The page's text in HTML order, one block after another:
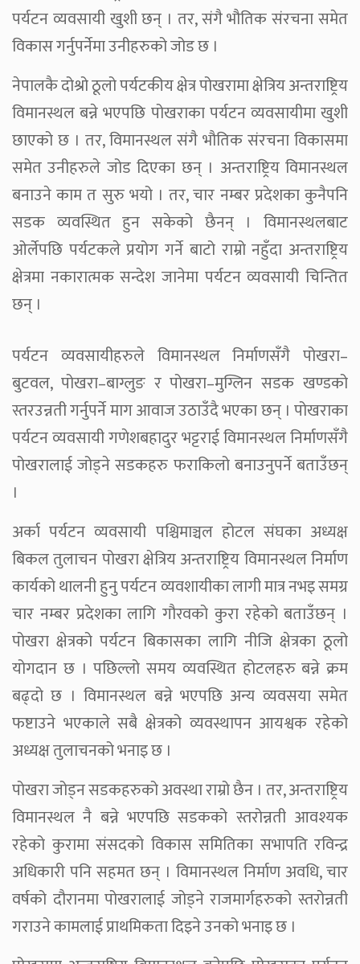
पर्यटन व्यवसायी खुशी छन् । तर, संगै भौतिक संरचना समेत
विकास गर्नुपर्नेमा उनीहरुको जोड छ ।
नेपालकै दोश्रो ठूलो पर्यटकीय क्षेत्र पोखरामा क्षेत्रिय अन्तराष्ट्रिय
विमानस्थल बन्ने भएपछि पोखराका पर्यटन व्यवसायीमा खुशी
छाएको छ । तर, विमानस्थल संगै भौतिक संरचना विकासमा
समेत उनीहरुले जोड दिएका छन् । अन्तराष्ट्रिय विमानस्थल
बनाउने काम त सुरु भयो । तर, चार नम्बर प्रदेशका कुनैपनि
सडक व्यवस्थित हुन सकेको छैनन् । विमानस्थलबाट
ओर्लेपछि पर्यटकले प्रयोग गर्ने बाटो राम्रो नहुँदा अन्तराष्ट्रिय
क्षेत्रमा नकारात्मक सन्देश जानेमा पर्यटन व्यवसायी चिन्तित
छन् ।
पर्यटन व्यवसायीहरुले विमानस्थल निर्माणसँगै पोखरा–
बुटवल, पोखरा–बाग्लुङ र पोखरा–मुग्लिन सडक खण्डको
स्तरउन्नती गर्नुपर्ने माग आवाज उठाउँदै भएका छन् । पोखराका
पर्यटन व्यवसायी गणेशबहादुर भट्टराई विमानस्थल निर्माणसँगै
पोखरालाई जोड्ने सडकहरु फराकिलो बनाउनुपर्ने बताउँछन्
।
अर्का पर्यटन व्यवसायी पश्चिमाञ्चल होटल संघका अध्यक्ष
बिकल तुलाचन पोखरा क्षेत्रिय अन्तराष्ट्रिय विमानस्थल निर्माण
कार्यको थालनी हुनु पर्यटन व्यवशायीका लागी मात्र नभइ समग्र
चार नम्बर प्रदेशका लागि गौरवको कुरा रहेको बताउँछन् ।
पोखरा क्षेत्रको पर्यटन बिकासका लागि नीजि क्षेत्रका ठूलो
योगदान छ । पछिल्लो समय व्यवस्थित होटलहरु बन्ने क्रम
बढ्दो छ । विमानस्थल बन्ने भएपछि अन्य व्यवसया समेत
फष्टाउने भएकाले सबै क्षेत्रको व्यवस्थापन आयश्वक रहेको
अध्यक्ष तुलाचनको भनाइ छ ।
पोखरा जोड्न सडकहरुको अवस्था राम्रो छैन । तर, अन्तराष्ट्रिय
विमानस्थल नै बन्ने भएपछि सडकको स्तरोन्नती आवश्यक
रहेको कुरामा संसदको विकास समितिका सभापति रविन्द्र
अधिकारी पनि सहमत छन् । विमानस्थल निर्माण अवधि, चार
वर्षको दौरानमा पोखरालाई जोड्ने राजमार्गहरुको स्तरोन्नती
गराउने कामलाई प्राथमिकता दिइने उनको भनाइ छ ।